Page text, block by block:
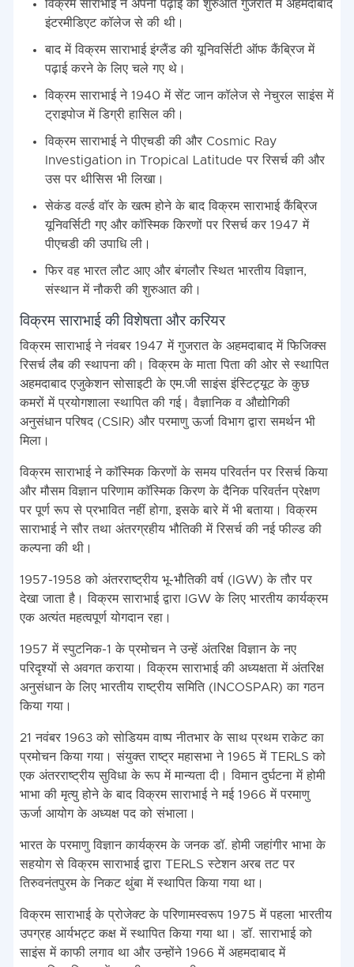
विक्रम साराभाई ने अपनी पढ़ाई की शुरुआत गुजरात में अहमदाबाद
इंटरमीडिएट कॉलेज से की थी।
बाद में विक्रम साराभाई इंग्लैंड की यूनिवर्सिटी ऑफ कैंब्रिज में
पढ़ाई करने के लिए चले गए थे।
विक्रम साराभाई ने 1940 में सेंट जान कॉलेज से नेचुरल साइंस में
ट्राइपोज में डिग्री हासिल की।
विक्रम साराभाई ने पीएचडी की और Cosmic Ray
Investigation in Tropical Latitude पर रिसर्च की और
उस पर थीसिस भी लिखा।
सेकंड वर्ल्ड वाॅर के खत्म होने के बाद विक्रम साराभाई कैंब्रिज
यूनिवर्सिटी गए और कॉस्मिक किरणों पर रिसर्च कर 1947 में
पीएचडी की उपाधि ली।
फिर वह भारत लौट आए और बंगलौर स्थित भारतीय विज्ञान,
संस्थान में नौकरी की शुरुआत की।
विक्रम साराभाई की विशेषता और करियर
विक्रम साराभाई ने नंवबर 1947 में गुजरात के अहमदाबाद में फिजिक्स
रिसर्च लैब की स्थापना की। विक्रम के माता पिता की ओर से स्थापित
अहमदाबाद एजुकेशन सोसाइटी के एम.जी साइंस इंस्टिट्यूट के कुछ
कमरों में प्रयोगशाला स्थापित की गई। वैज्ञानिक व औद्योगिकी
अनुसंधान परिषद (CSIR) और परमाणु ऊर्जा विभाग द्वारा समर्थन भी
मिला।
विक्रम साराभाई ने काॅस्मिक किरणों के समय परिवर्तन पर रिसर्च किया
और मौसम विज्ञान परिणाम काॅस्मिक किरण के दैनिक परिवर्तन प्रेक्षण
पर पूर्ण रूप से प्रभावित नहीं होगा, इसके बारे में भी बताया। विक्रम
साराभाई ने सौर तथा अंतरग्रहीय भौतिकी में रिसर्च की नई फील्ड की
कल्पना की थी।
1957-1958 को अंतरराष्ट्रीय भू-भौतिकी वर्ष (IGW) के तौर पर
देखा जाता है। विक्रम साराभाई द्वारा IGW के लिए भारतीय कार्यक्रम
एक अत्यंत महत्वपूर्ण योगदान रहा।
1957 में स्पुटनिक-1 के प्रमोचन ने उन्हें अंतरिक्ष विज्ञान के नए
परिदृश्यों से अवगत कराया। विक्रम साराभाई की अध्यक्षता में अंतरिक्ष
अनुसंधान के लिए भारतीय राष्ट्रीय समिति (INCOSPAR) का गठन
किया गया।
21 नवंबर 1963 को सोडियम वाष्प नीतभार के साथ प्रथम राकेट का
प्रमोचन किया गया। संयुक्त राष्ट्र महासभा ने 1965 में TERLS को
एक अंतरराष्ट्रीय सुविधा के रूप में मान्यता दी। विमान दुर्घटना में होमी
भाभा की मृत्यु होने के बाद विक्रम साराभाई ने मई 1966 में परमाणु
ऊर्जा आयोग के अध्यक्ष पद को संभाला।
भारत के परमाणु विज्ञान कार्यक्रम के जनक डॉ. होमी जहांगीर भाभा के
सहयोग से विक्रम साराभाई द्वारा TERLS स्टेशन अरब तट पर
तिरुवनंतपुरम के निकट थुंबा में स्थापित किया गया था।
विक्रम साराभाई के प्रोजेक्ट के परिणामस्वरूप 1975 में पहला भारतीय
उपग्रह आर्यभट्ट कक्ष में स्थापित किया गया था। डॉ. साराभाई को
साइंस में काफी लगाव था और उन्होंने 1966 में अहमदाबाद में